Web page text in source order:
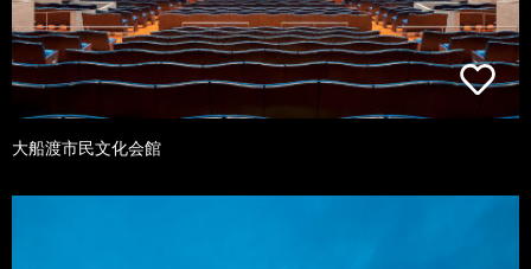
大船渡市民文化会館